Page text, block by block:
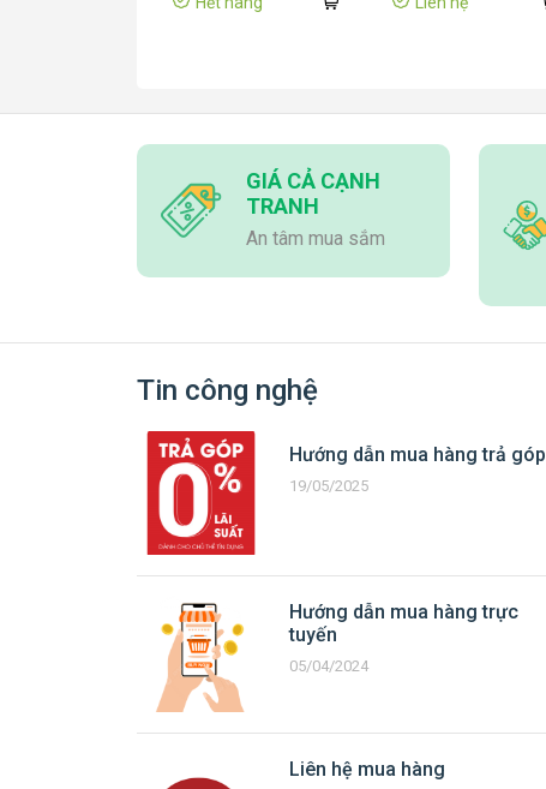
GIÁ CẢ CẠNH
TRANH
An tâm mua sắm
Tin công nghệ
Hướng dẫn mua hàng trả góp
19/05/2025
Hướng dẫn mua hàng trực
tuyến
05/04/2024
Liên hệ mua hàng